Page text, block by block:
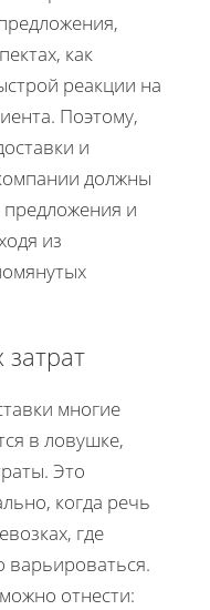
как
реакции на
Поэтому,
и
должны
и
из
многие
в ловушке,
Это
когда речь
где
варьироваться.
отнести: